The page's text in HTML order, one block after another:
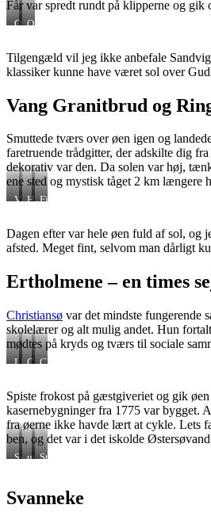
Får var spredt rundt på klipperne og gik
OpalOpalsøen
Tilgengæld vil jeg ikke anbefale
klassiker kunne have været sol over
Vang Granitbrud og
Smuttede tværs over øen igen og
faretruende trådgitter, der adskilte dig
dekorativ var den. Da solen var høj,
ene sted og mystisk tåget 2 km længere
VangHammerknuden
Fiskefilet
Dagen efter var hele øen fuld af sol, og
afsted. Meget fint, selvom man dårligt
Ertholmene – en times
Christiansø var det mindste fungerende
skolelærer og alt mulig andet. Hun
mødtes på kryds og tværs til sociale
LilleChristiansø
Christiansø
Spiste frokost på gæstgiveriet og gik
kasernebygninger fra 1775 var bygget.
fra øerne ikke havde lært at cykle. Lets
ben, og det var i det iskolde
Svømmehallen
udsigtStore
Svanneke